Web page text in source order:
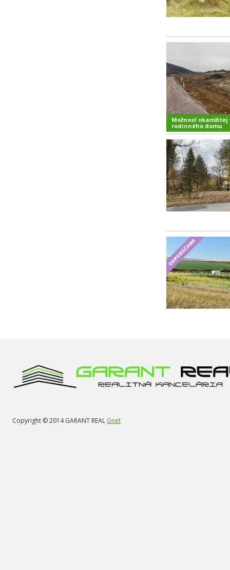
Možnosť okamžitej
rodinného domu
Copyright © 2014 GARANT REAL Gnet